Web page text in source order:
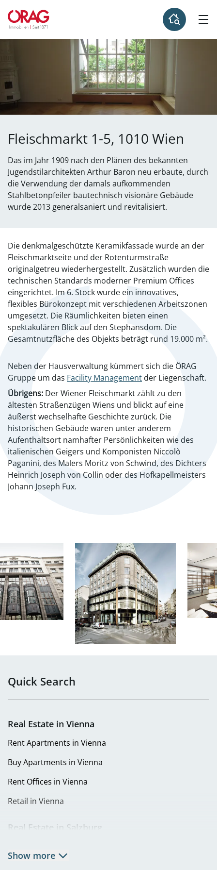
Fleischmarkt 1-5, 1010 Wien
Das im Jahr 1909 nach den Plänen des bekannten
Jugendstilarchitekten Arthur Baron neu erbaute, durch
die Verwendung der damals aufkommenden
Stahlbetonpfeiler bautechnisch visionäre Gebäude
wurde 2013 generalsaniert und revitalisiert.
Die denkmalgeschützte Keramikfassade wurde an der
Fleischmarktseite und der Rotenturmstraße
originalgetreu wiederhergestellt. Zusätzlich wurden die
technischen Standards moderner Premium Offices
eingerichtet. Im 6. Stock wurde ein innovatives,
flexibles Bürokonzept mit verschiedenen Arbeitszonen
umgesetzt. Die Räumlichkeiten bieten einen
spektakulären Blick auf den Stephansdom. Die
Gesamtnutzfläche des Objekts beträgt rund 19.000 m².
Neben der Hausverwaltung kümmert sich die ÖRAG
Gruppe um das Facility Management der Liegenschaft.
Übrigens: Der Wiener Fleischmarkt zählt zu den
ältesten Straßenzügen Wiens und blickt auf eine
äußerst wechselhafte Geschichte zurück. Die
historischen Gebäude waren unter anderem
Aufenthaltsort namhafter Persönlichkeiten wie des
italienischen Geigers und Komponisten Niccolò
Paganini, des Malers Moritz von Schwind, des Dichters
Heinrich Joseph von Collin oder des Hofkapellmeisters
Johann Joseph Fux.
Quick Search
Real Estate in Vienna
Rent Apartments in Vienna
Buy Apartments in Vienna
Rent Offices in Vienna
Retail in Vienna
Real Estate in Salzburg
Show more